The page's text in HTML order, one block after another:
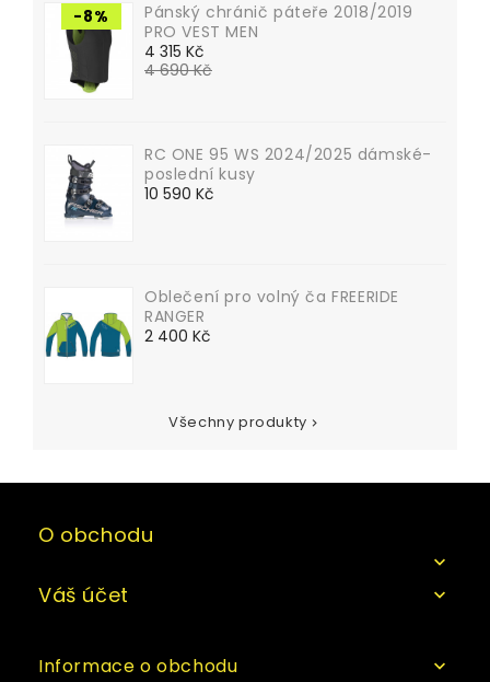
-8%
Pánský chránič páteře 2018/2019
PRO VEST MEN
4 315 Kč
cena
4 690 Kč
RC ONE 95 WS 2024/2025 dámské-
poslední kusy
10 590 Kč
Oblečení pro volný ča FREERIDE
RANGER
2 400 Kč
Všechny produkty 
O obchodu

Váš účet 
Informace o obchodu 